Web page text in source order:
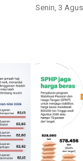
Senin, 3